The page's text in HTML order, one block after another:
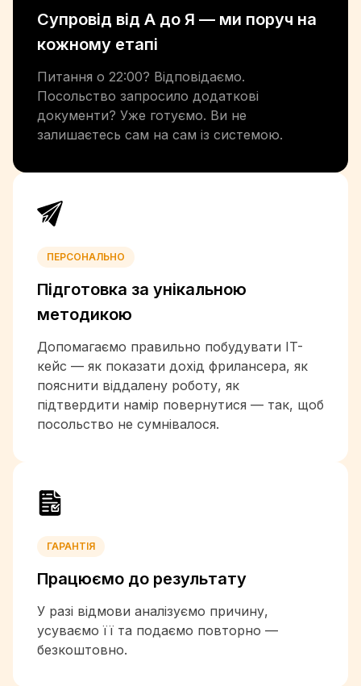
+502
+592
+509
+504
+852
+354
+964
+353
+972
+39
+81
+962
+7
+254
+686
+371
+961
+266
+218
+423
+370
Супровід від А до Я — ми поруч на
кожному етапі
Питання о 22:00? Відповідаємо.
Посольство запросило додаткові
документи? Уже готуємо. Ви не
залишаєтесь сам на сам із системою.
ПЕРСОНАЛЬНО
Підготовка за унікальною
методикою
Допомагаємо правильно побудувати IT-
кейс — як показати дохід фрилансера, як
пояснити віддалену роботу, як
підтвердити намір повернутися — так, щоб
посольство не сумнівалося.
ГАРАНТІЯ
Працюємо до результату
У разі відмови аналізуємо причину,
усуваємо її та подаємо повторно —
безкоштовно.